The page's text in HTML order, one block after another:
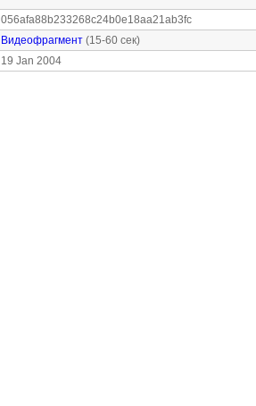
056afa88b233268c24b0e18aa21ab3fc
Видеофрагмент (15-60 сек)
19 Jan 2004